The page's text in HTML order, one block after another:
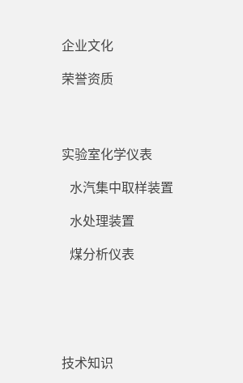
企业文化
荣誉资质
实验室化学仪表
水汽集中取样装置
水处理装置
煤分析仪表
技术知识